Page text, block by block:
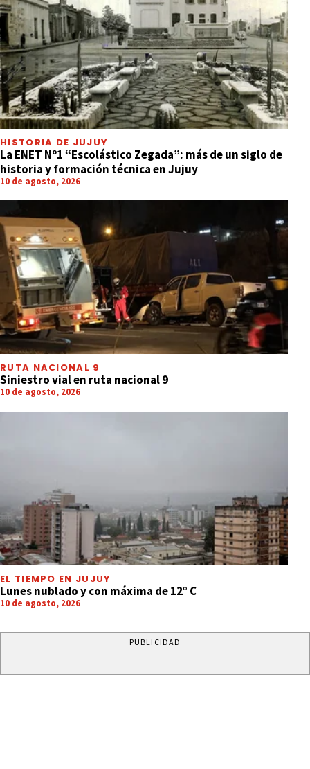
HISTORIA DE JUJUY
La ENET Nº1 “Escolástico Zegada”: más de un siglo de
historia y formación técnica en Jujuy
10 de agosto, 2026
RUTA NACIONAL 9
Siniestro vial en ruta nacional 9
10 de agosto, 2026
EL TIEMPO EN JUJUY
Lunes nublado y con máxima de 12° C
10 de agosto, 2026
PUBLICIDAD